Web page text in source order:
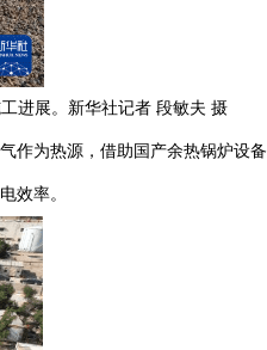
进展。新华社记者 段敏夫 摄
作为热源，借助国产余热锅炉设备
效率。